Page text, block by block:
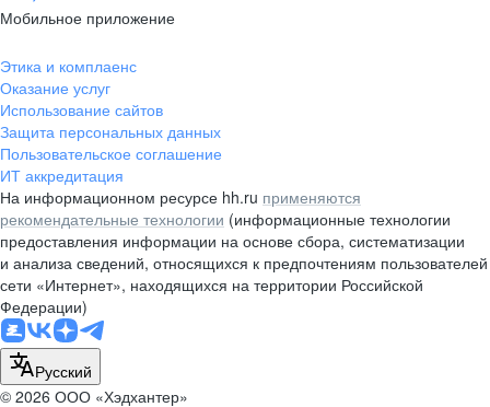
Мобильное приложение
Этика и комплаенс
Оказание услуг
Использование сайтов
Защита персональных данных
Пользовательское соглашение
ИТ аккредитация
На информационном ресурсе hh.ru применяются
рекомендательные технологии (информационные технологии
предоставления информации на основе сбора, систематизации
и анализа сведений, относящихся к предпочтениям пользователей
сети «Интернет», находящихся на территории Российской
Федерации)
Русский
© 2026 ООО «Хэдхантер»